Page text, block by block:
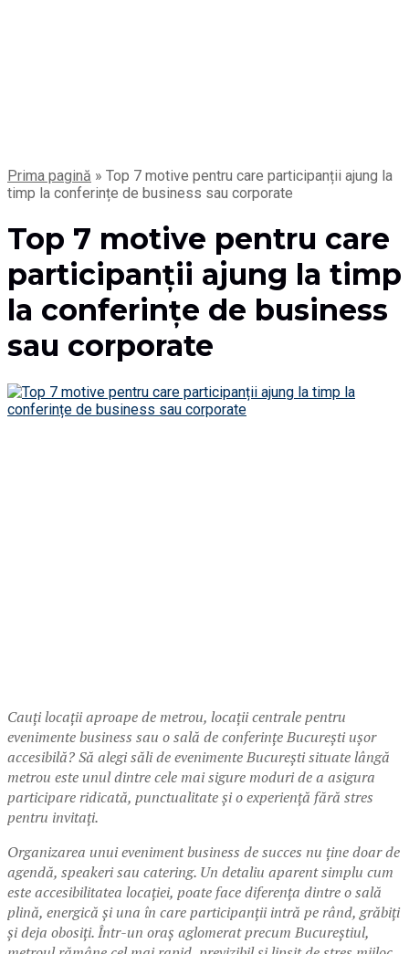
Prima pagină » Top 7 motive pentru care participanții ajung la
timp la conferințe de business sau corporate
Top 7 motive pentru care
participanții ajung la timp
la conferințe de business
sau corporate
Cauți locații aproape de metrou, locații centrale pentru
evenimente business sau o sală de conferințe București ușor
accesibilă? Să alegi săli de evenimente București situate lângă
metrou este unul dintre cele mai sigure moduri de a asigura
participare ridicată, punctualitate și o experiență fără stres
pentru invitați.
Organizarea unui eveniment business de succes nu ține doar de
agendă, speakeri sau catering. Un detaliu aparent simplu cum
este accesibilitatea locației, poate face diferența dintre o sală
plină, energică și una în care participanții intră pe rând, grăbiți
și deja obosiți. Într-un oraș aglomerat precum Bucureștiul,